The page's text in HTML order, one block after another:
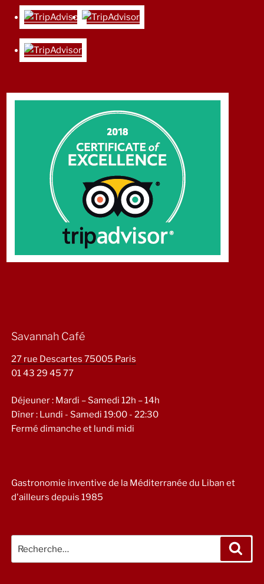
Savannah Café
27 rue Descartes 75005 Paris
01 43 29 45 77
Déjeuner : Mardi – Samedi 12h – 14h
Dîner : Lundi - Samedi 19:00 - 22:30
Fermé dimanche et lundi midi
Gastronomie inventive de la Méditerranée du Liban et
d'ailleurs depuis 1985
pour